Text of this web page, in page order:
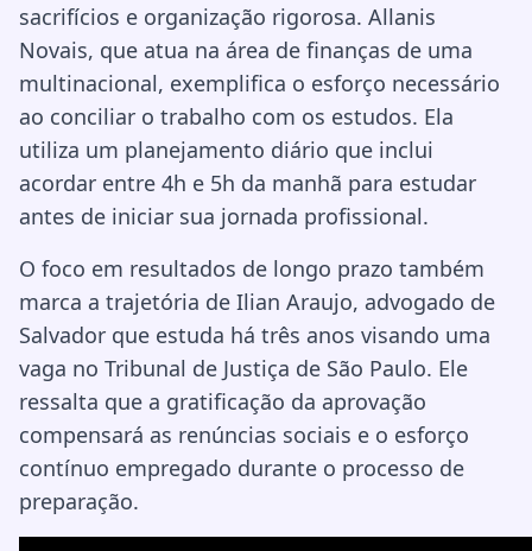
sacrifícios e organização rigorosa. Allanis
Novais, que atua na área de finanças de uma
multinacional, exemplifica o esforço necessário
ao conciliar o trabalho com os estudos. Ela
utiliza um planejamento diário que inclui
acordar entre 4h e 5h da manhã para estudar
antes de iniciar sua jornada profissional.
O foco em resultados de longo prazo também
marca a trajetória de Ilian Araujo, advogado de
Salvador que estuda há três anos visando uma
vaga no Tribunal de Justiça de São Paulo. Ele
ressalta que a gratificação da aprovação
compensará as renúncias sociais e o esforço
contínuo empregado durante o processo de
preparação.